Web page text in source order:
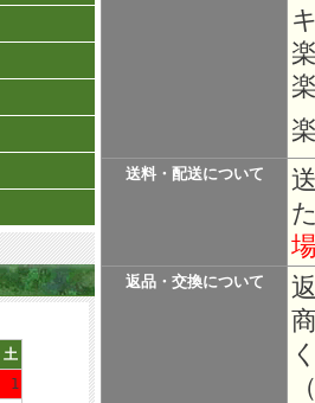
土
1
送料・配送について
返品・交換について